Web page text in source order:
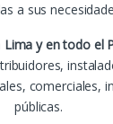
a sus
Lima y en todo el
comerciales,
públicas.